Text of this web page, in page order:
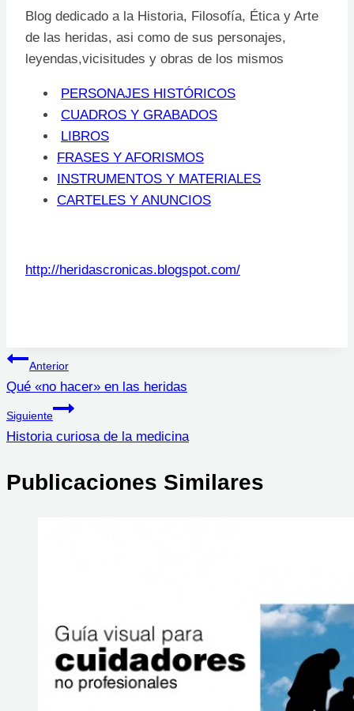
Blog dedicado a la Historia, Filosofía, Ética y Arte
de las heridas, asi como de sus personajes,
leyendas,vicisitudes y obras de los mismos
PERSONAJES HISTÓRICOS
CUADROS Y GRABADOS
LIBROS
FRASES Y AFORISMOS
INSTRUMENTOS Y MATERIALES
CARTELES Y ANUNCIOS
http://heridascronicas.blogspot.com/
Navegación
de
entradas
Anterior
Qué «no hacer» en las heridas
Siguiente
Historia curiosa de la medicina
Publicaciones Similares